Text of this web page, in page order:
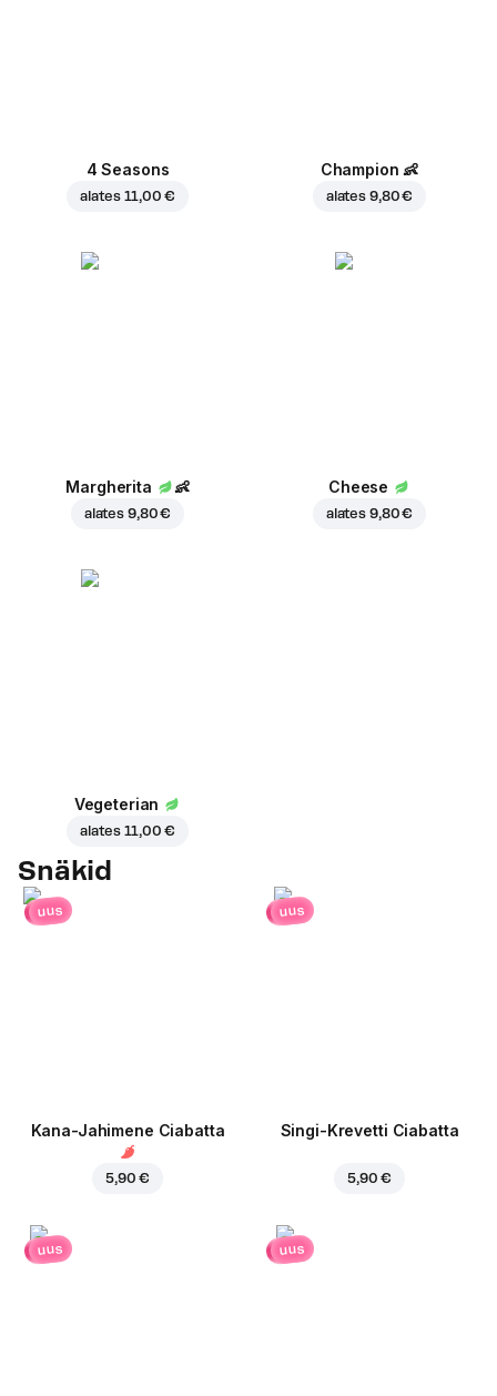
4 Seasons
alates 11,00 €
Champion 👶
alates 9,80 €
Margherita 👶
alates 9,80 €
Cheese
alates 9,80 €
Vegeterian
alates 11,00 €
Snäkid
uus
Kana-Jahimene Ciabatta
5,90 €
uus
Singi-Krevetti Ciabatta
5,90 €
uus uus